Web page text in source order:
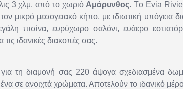
3 χλμ. από το χωριό Αμάρυνθος. Tο Evia
μικρό μεσογειακό κήπο, με ιδιωτική
πισίνα, ευρύχωρο σαλόνι, ευάερο
τις ιδανικές διακοπές σας.
τη διαμονή σας 220 άψογα σχεδιασμένα
σε ανοιχτά χρώματα. Αποτελούν το ιδανικό